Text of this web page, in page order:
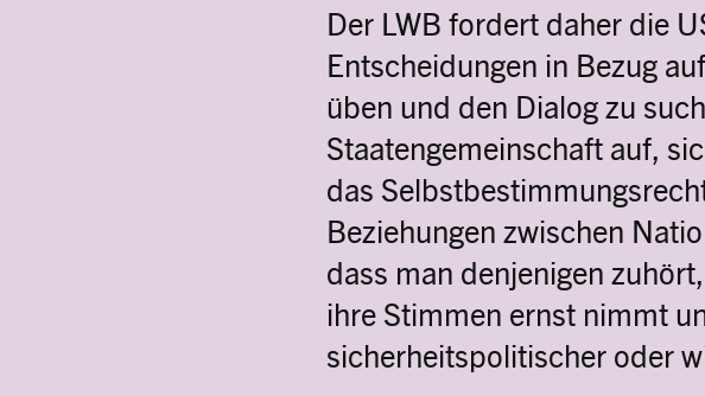
Der LWB fordert daher die
Entscheidungen in Bezug
üben und den Dialog zu
Staatengemeinschaft auf,
das
Beziehungen zwischen
dass man denjenigen
ihre Stimmen ernst nimmt
sicherheitspolitischer oder